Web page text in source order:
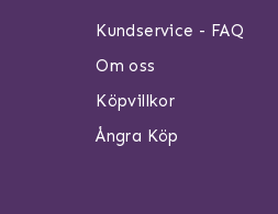
Kundservice - FAQ
Om oss
Köpvillkor
Ångra Köp